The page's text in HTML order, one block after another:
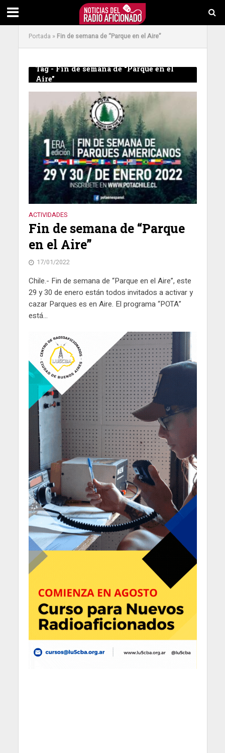
Portada » Fin de semana de “Parque en el Aire”
Tag - Fin de semana de “Parque en el
Aire”
ACTIVIDADES
Fin de semana de “Parque
en el Aire”
17/01/2022
Chile.- Fin de semana de “Parque en el Aire”, este
29 y 30 de enero están todos invitados a activar y
cazar Parques es en Aire. El programa “POTA”
está...